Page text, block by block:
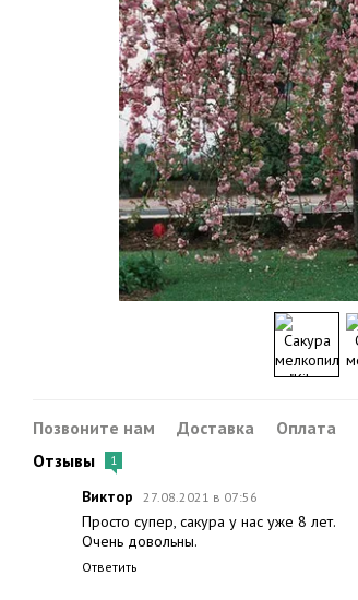
Позвоните нам Доставка Оплата
Отзывы
1
Виктор 27.08.2021 в 07:56
Просто супер, сакура у нас уже 8 лет.
Очень довольны.
Ответить